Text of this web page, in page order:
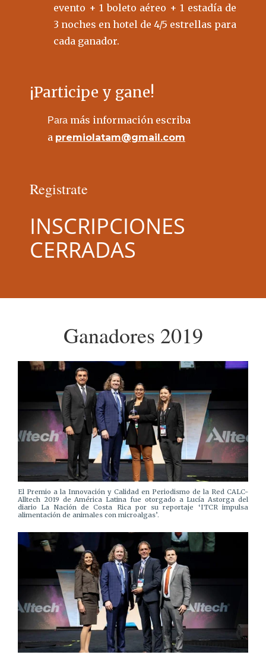
evento + 1 boleto aéreo + 1 estadía de
3 noches en hotel de 4/5 estrellas para
cada ganador.
¡Participe y gane!
Para más información escriba
a premiolatam@gmail.com
Registrate
INSCRIPCIONES
CERRADAS
Ganadores 2019
El Premio a la Innovación y Calidad en Periodismo de la Red CALC-
Alltech 2019 de América Latina fue otorgado a Lucía Astorga del
diario La Nación de Costa Rica por su reportaje ‘ITCR impulsa
alimentación de animales con microalgas’.